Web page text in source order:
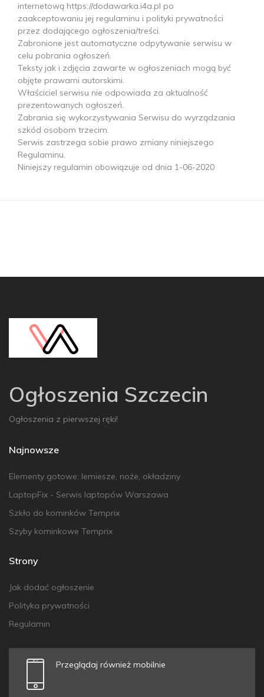
internetową https://dodawarka.i4a.pl po
zaakceptowaniu jej regulaminu i polityki prywatności
przez dodającego ogłoszenia/treści.
Zabronione jest automatyczne odpytywanie serwisu w
celu pobrania ogłoszeń.
Teksty jak i zdjęcia zawarte w ogłoszeniach mogą być
objęte prawami autorskimi.
Właściciel serwisu nie odpowiada za aktualność
prezentowanych ogłoszeń.
Zabrania się wykorzystywania Serwisu do wyrządzania
szkód osobom trzecim.
Serwis zastrzega sobie prawo zmiany niniejszego
Regulaminu.
Niniejszy regulamin obowiązuje od dnia 1-06-2020
Ogłoszenia Szczecin
Ogłoszenia z pierwszej ręki!
Najnowsze
Elementy gotowe: lemiesze, noże, okładziny
LaptopFix - Serwis laptopów Warszawa
Szkło do kominków Temprix
Szyby kominkowe Temprix
Strony
Jak dodać ogłoszenie
Polityka prywatności
Regulamin
Przeglądaj również mobilnie